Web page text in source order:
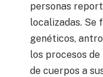
personas
localizadas. Se
genéticos,
los procesos
de cuerpos a